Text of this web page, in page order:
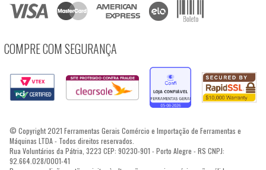
COMPRE COM SEGURANÇA
© Copyright 2021 Ferramentas Gerais Comércio e Importação de Ferramentas e
Máquinas LTDA - Todos direitos reservados.
Rua Voluntários da Pátria, 3223 CEP: 90230-901 - Porto Alegre - RS CNPJ:
92.664.028/0001-41